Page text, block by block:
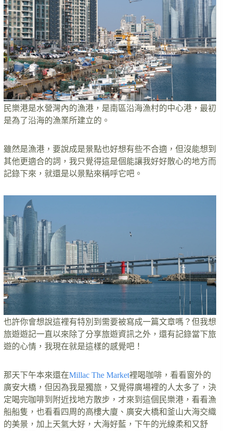
民樂港是水營灣內的漁港，是南區沿海漁村的中心港，最初
是為了沿海的漁業所建立的。
雖然是漁港，要說成是景點也好想有些不合適，但沒能想到
其他更適合的詞，我只覺得這是個能讓我好好散心的地方而
記錄下來，就還是以景點來稱呼它吧。
也許你會想說這裡有特別到需要被寫成一篇文章嗎？但我想
旅遊遊記一直以來除了分享旅遊資訊之外，還有記錄當下旅
遊的心情，我現在就是這樣的感覺吧！
那天下午本來還在Millac The Market裡喝咖啡，看看窗外的
廣安大橋，但因為我是獨旅，又覺得廣場裡的人太多了，決
定喝完咖啡到附近找地方散步，才來到這個民樂港，看看漁
船船隻，也看看四周的高樓大廈、廣安大橋和釜山大海交織
的美景，加上天氣大好，大海好藍，下午的光線柔和又舒